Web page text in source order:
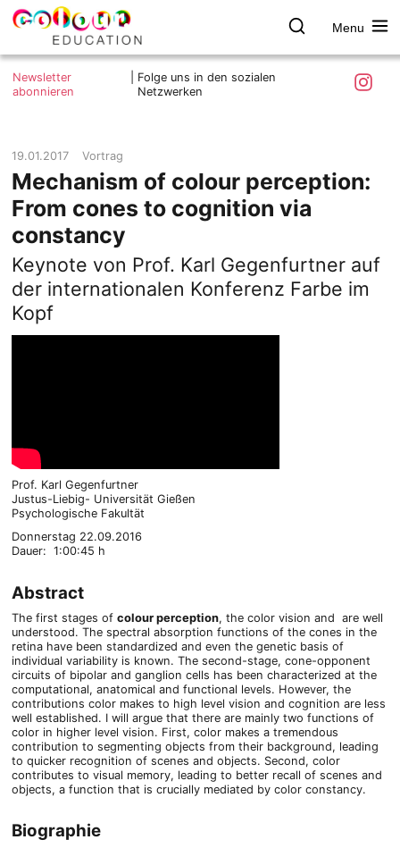
Skip
colour.education
Farbe
entdecken
Menu
Was ist colour.education?
Ziele und Mitmachen
Impressum
Datenschutzerklärung
Newsletter
abonnieren
Folge uns in den sozialen
Netzwerken
19.01.2017 Vortrag
Mechanism of colour perception:
From cones to cognition via
constancy
Keynote von Prof. Karl Gegenfurtner auf
der internationalen Konferenz Farbe im
Kopf
Prof. Karl Gegenfurtner
Justus-Liebig- Universität Gießen
Psychologische Fakultät
Donnerstag 22.09.2016
Dauer: 1:00:45 h
Abstract
The first stages of colour perception, the color vision and are well
understood. The spectral absorption functions of the cones in the
retina have been standardized and even the genetic basis of
individual variability is known. The second-stage, cone-opponent
circuits of bipolar and ganglion cells has been characterized at the
computational, anatomical and functional levels. However, the
contributions color makes to high level vision and cognition are less
well established. I will argue that there are mainly two functions of
color in higher level vision. First, color makes a tremendous
contribution to segmenting objects from their background, leading
to quicker recognition of scenes and objects. Second, color
contributes to visual memory, leading to better recall of scenes and
objects, a function that is crucially mediated by color constancy.
Biographie